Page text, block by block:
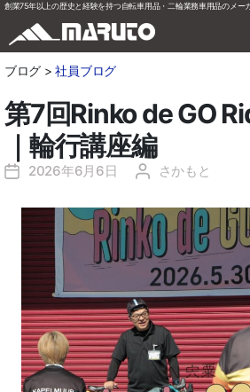
創業75年以上の歴史と経験を持つ自転車用品・二輪業務車用品のメー
ブログ >社員ブログ
第7回Rinko de GO
｜輪行講座編
投
2026年6月6日
投
者
さかもと